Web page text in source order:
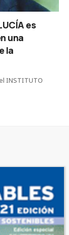
es
una
la
INSTITUTO